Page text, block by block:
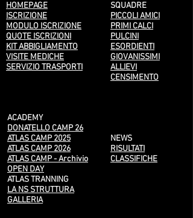
HOMEPAGE
ISCRIZIONE
MODULO ISCRIZIONE
QUOTE ISCRIZIONI
KIT ABBIGLIAMENTO
VISITE MEDICHE
SERVIZIO TRASPORTI
SQUADRE
PICCOLI AMICI
PRIMI CALCI
PULCINI
ESORDIENTI
GIOVANISSIMI
ALLIEVI
CENSIMENTO
ACADEMY
DONATELLO CAMP 26
ATLAS CAMP 2025
ATLAS CAMP 2026
ATLAS CAMP - Archivio
OPEN DAY
ATLAS TRANNING
LA NS STRUTTURA
GALLERIA
NEWS
RISULTATI
CLASSIFICHE